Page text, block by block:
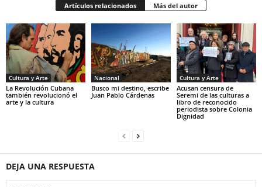
Artículos relacionados Más del autor
Cultura y Arte
La Revolución Cubana
también revolucionó el
arte y la cultura
Nacional
Busco mi destino, escribe
Juan Pablo Cárdenas
Cultura y Arte
Acusan censura de
Seremi de las culturas a
libro de reconocido
periodista sobre Colonia
Dignidad
DEJA UNA RESPUESTA